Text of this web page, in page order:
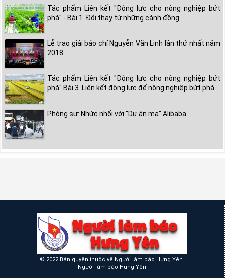
Tác phẩm Liên kết "Động lực cho nông nghiệp bứt
phá" - Bài 1. Đổi thay từ những cánh đồng
Lễ trao giải báo chí Nguyễn Văn Linh lần thứ nhất năm
2018
Tác phẩm Liên kết "Động lực cho nông nghiệp bứt
phá" Bài 3. Liên kết động lực để nông nghiệp bứt phá
Phóng sự: Nhức nhối với "Dự án ma" Alibaba
© 2022 Bản quyền thuộc về Người làm báo Hưng Yên.
Người làm báo Hưng Yên